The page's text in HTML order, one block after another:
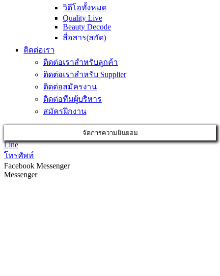
วิดีโอทั้งหมด
Quality Live
Beauty Decode
สื่อสาร(สกัด)
ติดต่อเรา
ติดต่อเราสำหรับลูกค้า
ติดต่อเราสำหรับ Supplier
ติดต่อสมัครงาน
ติดต่อทีมผู้บริหาร
สมัครฝึกงาน
จัดการความยินยอม
Line
โทรศัพท์
Facebook Messenger
Messenger